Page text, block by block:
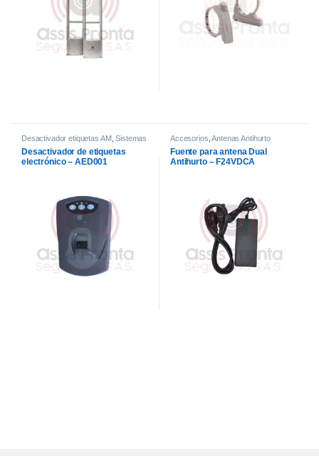
Desactivador etiquetas AM,Sistemas
Desactivador de etiquetas
electrónico – AED001
Accesorios ,Antenas Antihurto
tecnología AM
Antihurto
Fuente para antena Dual
Antihurto – F24VDCA